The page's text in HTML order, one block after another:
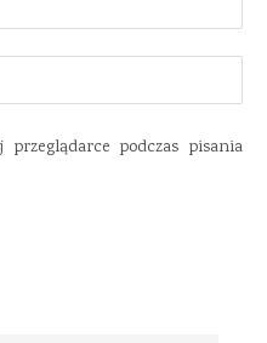
podczas pisania